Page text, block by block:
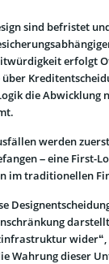
sind befristet
erfolgt
die Abwicklung
werden
– eine First-
im traditionellen
Wahrung dieser